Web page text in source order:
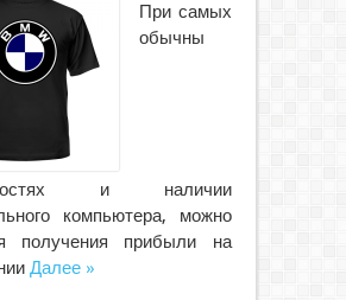
При самых
обычны
и наличии
компьютера, можно
получения прибыли на
Далее »